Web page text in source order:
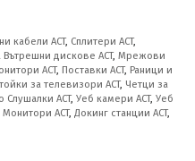
кабели ACT, Сплитери ACT,
Вътрешни дискове ACT, Мрежови
ACT, Поставки ACT, Раници и
за телевизори ACT, Четци за
Слушалки ACT, Уеб камери ACT, Уеб
Монитори ACT, Докинг станции ACT,